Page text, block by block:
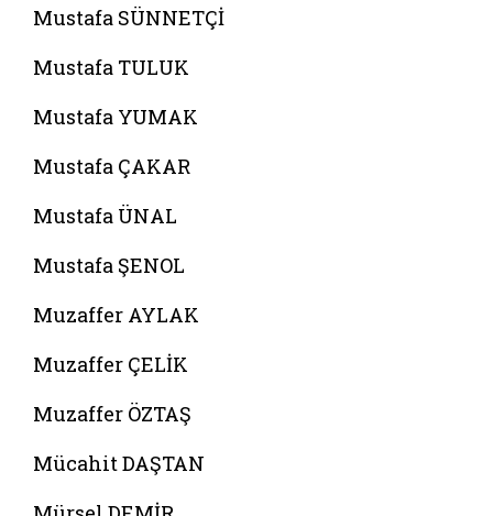
Mustafa SÜNNETÇİ
Mustafa TULUK
Mustafa YUMAK
Mustafa ÇAKAR
Mustafa ÜNAL
Mustafa ŞENOL
Muzaffer AYLAK
Muzaffer ÇELİK
Muzaffer ÖZTAŞ
Mücahit DAŞTAN